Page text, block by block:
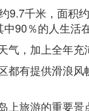
9.7千米，面积
90％的人生
气，加上全年
都有提供滑浪
上旅游的重要